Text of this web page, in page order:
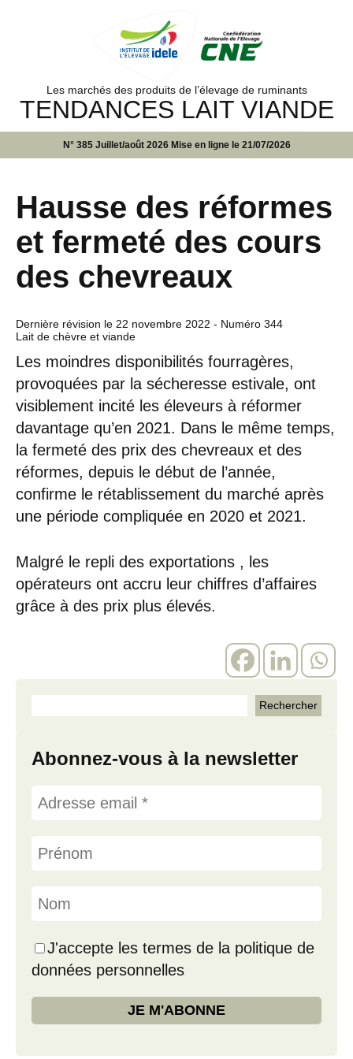
Les marchés des produits de l’élevage de ruminants
TENDANCES LAIT VIANDE
N° 385 Juillet/août 2026 Mise en ligne le 21/07/2026
Hausse des réformes
et fermeté des cours
des chevreaux
Dernière révision le 22 novembre 2022 - Numéro 344
Lait de chèvre et viande
Les moindres disponibilités fourragères,
provoquées par la sécheresse estivale, ont
visiblement incité les éleveurs à réformer
davantage qu’en 2021. Dans le même temps,
la fermeté des prix des chevreaux et des
réformes, depuis le début de l’année,
confirme le rétablissement du marché après
une période compliquée en 2020 et 2021.
Malgré le repli des exportations , les
opérateurs ont accru leur chiffres d’affaires
grâce à des prix plus élevés.
Abonnez-vous à la newsletter
J'accepte les termes de la politique de
données personnelles